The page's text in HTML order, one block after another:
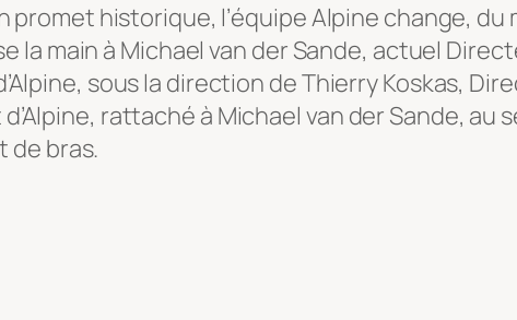
promet historique, l’équipe Alpine change, du
la main à Michael van der Sande, actuel
sous la direction de Thierry Koskas,
rattaché à Michael van der Sande, au
de bras.